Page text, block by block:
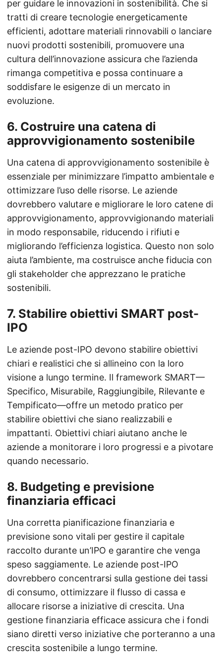
per guidare le innovazioni in sostenibilità. Che si
tratti di creare tecnologie energeticamente
efficienti, adottare materiali rinnovabili o lanciare
nuovi prodotti sostenibili, promuovere una
cultura dell’innovazione assicura che l’azienda
rimanga competitiva e possa continuare a
soddisfare le esigenze di un mercato in
evoluzione.
6. Costruire una catena di
approvvigionamento sostenibile
Una catena di approvvigionamento sostenibile è
essenziale per minimizzare l’impatto ambientale e
ottimizzare l’uso delle risorse. Le aziende
dovrebbero valutare e migliorare le loro catene di
approvvigionamento, approvvigionando materiali
in modo responsabile, riducendo i rifiuti e
migliorando l’efficienza logistica. Questo non solo
aiuta l’ambiente, ma costruisce anche fiducia con
gli stakeholder che apprezzano le pratiche
sostenibili.
7. Stabilire obiettivi SMART post-
IPO
Le aziende post-IPO devono stabilire obiettivi
chiari e realistici che si allineino con la loro
visione a lungo termine. Il framework SMART—
Specifico, Misurabile, Raggiungibile, Rilevante e
Tempificato—offre un metodo pratico per
stabilire obiettivi che siano realizzabili e
impattanti. Obiettivi chiari aiutano anche le
aziende a monitorare i loro progressi e a pivotare
quando necessario.
8. Budgeting e previsione
finanziaria efficaci
Una corretta pianificazione finanziaria e
previsione sono vitali per gestire il capitale
raccolto durante un’IPO e garantire che venga
speso saggiamente. Le aziende post-IPO
dovrebbero concentrarsi sulla gestione dei tassi
di consumo, ottimizzare il flusso di cassa e
allocare risorse a iniziative di crescita. Una
gestione finanziaria efficace assicura che i fondi
siano diretti verso iniziative che porteranno a una
crescita sostenibile a lungo termine.